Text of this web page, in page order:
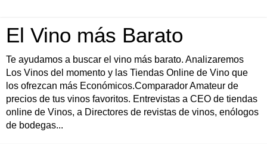
El Vino más Barato
Te ayudamos a buscar el vino más barato. Analizaremos
Los Vinos del momento y las Tiendas Online de Vino que
los ofrezcan más Económicos.Comparador Amateur de
precios de tus vinos favoritos. Entrevistas a CEO de tiendas
online de Vinos, a Directores de revistas de vinos, enólogos
de bodegas...